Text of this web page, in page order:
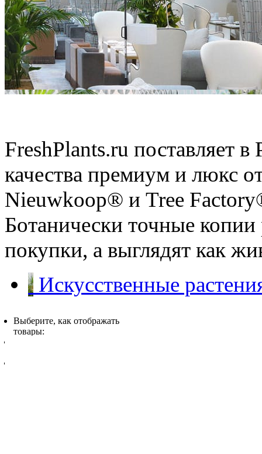
FreshPlants.ru поставляет
качества премиум и люкс
Nieuwkoop® и Tree
Ботанически точные
покупки, а выглядят как
Искусственные
Выберите, как отображать
товары: